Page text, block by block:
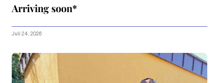
Arriving soon*
Juli 24, 2026